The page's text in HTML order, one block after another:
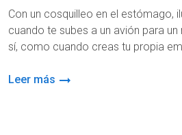
Con un cosquilleo en el estómago,
cuando te subes a un avión para
sí, como cuando creas tu propia
Leer más